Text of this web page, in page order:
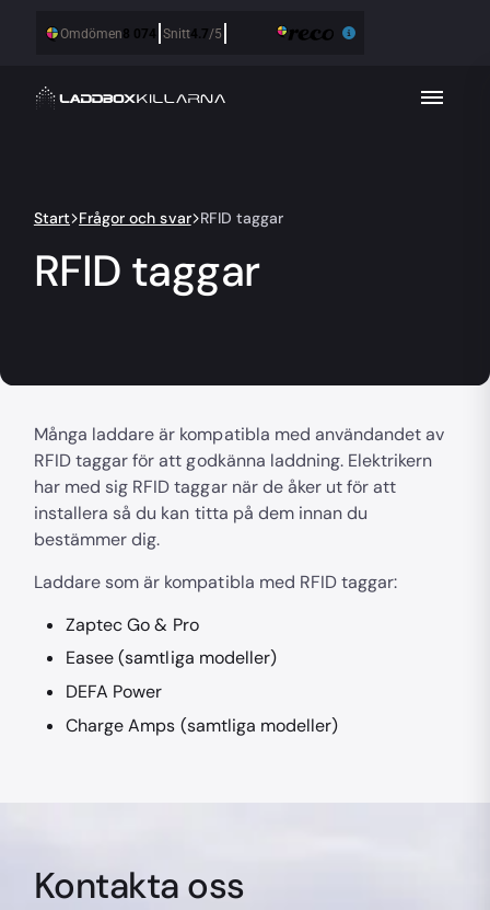
Start Frågor och svar RFID taggar
RFID taggar
Många laddare är kompatibla med användandet av
RFID taggar för att godkänna laddning. Elektrikern
har med sig RFID taggar när de åker ut för att
installera så du kan titta på dem innan du
bestämmer dig.
Laddare som är kompatibla med RFID taggar:
Zaptec Go & Pro
Easee (samtliga modeller)
DEFA Power
Charge Amps (samtliga modeller)
Kontakta oss